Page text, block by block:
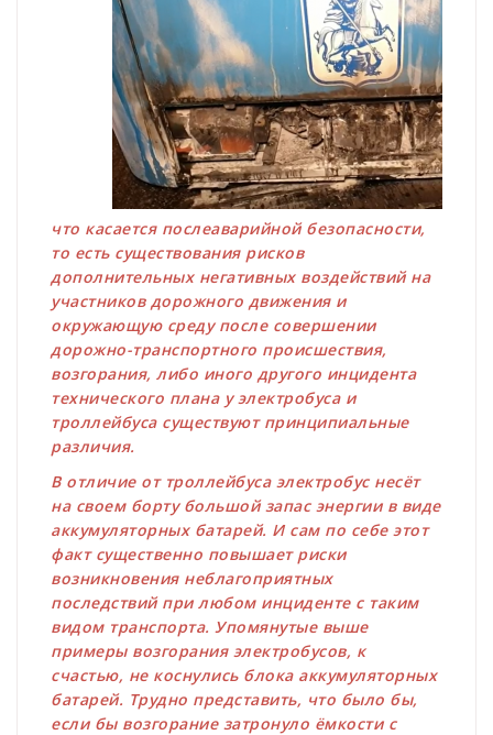
что касается послеаварийной безопасности,
то есть существования рисков
дополнительных негативных воздействий на
участников дорожного движения и
окружающую среду после совершении
дорожно-транспортного происшествия,
возгорания, либо иного другого инцидента
технического плана у электробуса и
троллейбуса существуют принципиальные
различия.
В отличие от троллейбуса электробус несёт
на своем борту большой запас энергии в виде
аккумуляторных батарей. И сам по себе этот
факт существенно повышает риски
возникновения неблагоприятных
последствий при любом инциденте с таким
видом транспорта. Упомянутые выше
примеры возгорания электробусов, к
счастью, не коснулись блока аккумуляторных
батарей. Трудно представить, что было бы,
если бы возгорание затронуло ёмкости с